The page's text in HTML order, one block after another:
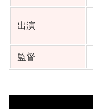
出演
監督